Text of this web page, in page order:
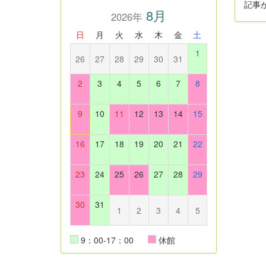
記事
2026年8月
日 月 火 水 木 金 土
26 27 28 29 30 31 1
2 3 4 5 6 7 8
9 10 11 12 13 14 15
16 17 18 19 20 21 22
23 24 25 26 27 28 29
30 31 1 2 3 4 5
9：00-17：00 休館